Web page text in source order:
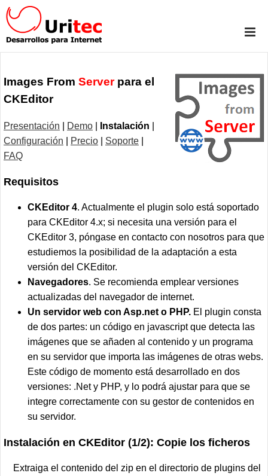
Images From Serverpara el
CKEditor
Presentación Demo Instalación
Configuración
Precio Soporte
FAQ
Requisitos
CKEditor 4. Actualmente el plugin solo está soportado
para CKEditor 4.x; si necesita una versión para el
CKEditor 3, póngase en contacto con nosotros para que
estudiemos la posibilidad de la adaptación a esta
versión del CKEditor.
Navegadores. Se recomienda emplear versiones
actualizadas del navegador de internet.
Un servidor web con Asp.net o PHP. El plugin consta
de dos partes: un código en javascript que detecta las
imágenes que se añaden al contenido y un programa
en su servidor que importa las imágenes de otras webs.
Este código de momento está desarrollado en dos
versiones: .Net y PHP, y lo podrá ajustar para que se
integre correctamente con su gestor de contenidos en
su servidor.
Instalación en CKEditor (1/2): Copie los ficheros
Extraiga el contenido del zip en el directorio de plugins del